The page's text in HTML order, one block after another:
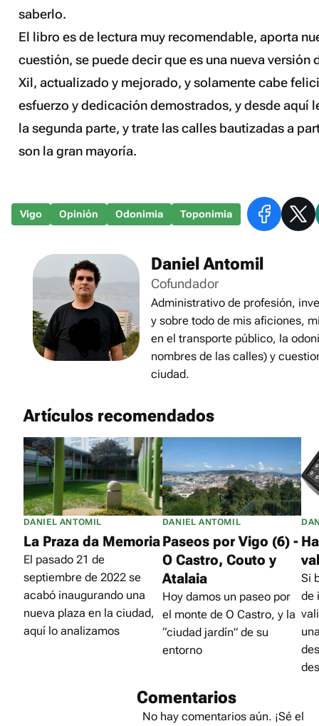
saberlo.
El libro es de lectura muy recomendable, aporta
cuestión, se puede decir que es una nueva versión
Xil, actualizado y mejorado, y solamente cabe
esfuerzo y dedicación demostrados, y desde aquí
la segunda parte, y trate las calles bautizadas a
son la gran mayoría.
Vigo Opinión Odonimia Toponimia
Daniel Antomil
Cofundador
Administrativo de profesión,
y sobre todo de mis aficiones,
en el transporte público, la
nombres de las calles) y
ciudad.
Artículos recomendados
DANIEL ANTOMIL
La Praza da Memoria
El pasado 21 de
septiembre de 2022 se
acabó inaugurando una
nueva plaza en la ciudad,
aquí lo analizamos
DANIEL ANTOMIL
Paseos por Vigo (6) -
O Castro, Couto y
Atalaia
Hoy damos un paseo por
el monte de O Castro, y la
“ciudad jardín” de su
entorno
Si
de
Comentarios
No hay comentarios aún. ¡Sé el